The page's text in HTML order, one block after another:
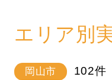
エリア別
岡山市 102件